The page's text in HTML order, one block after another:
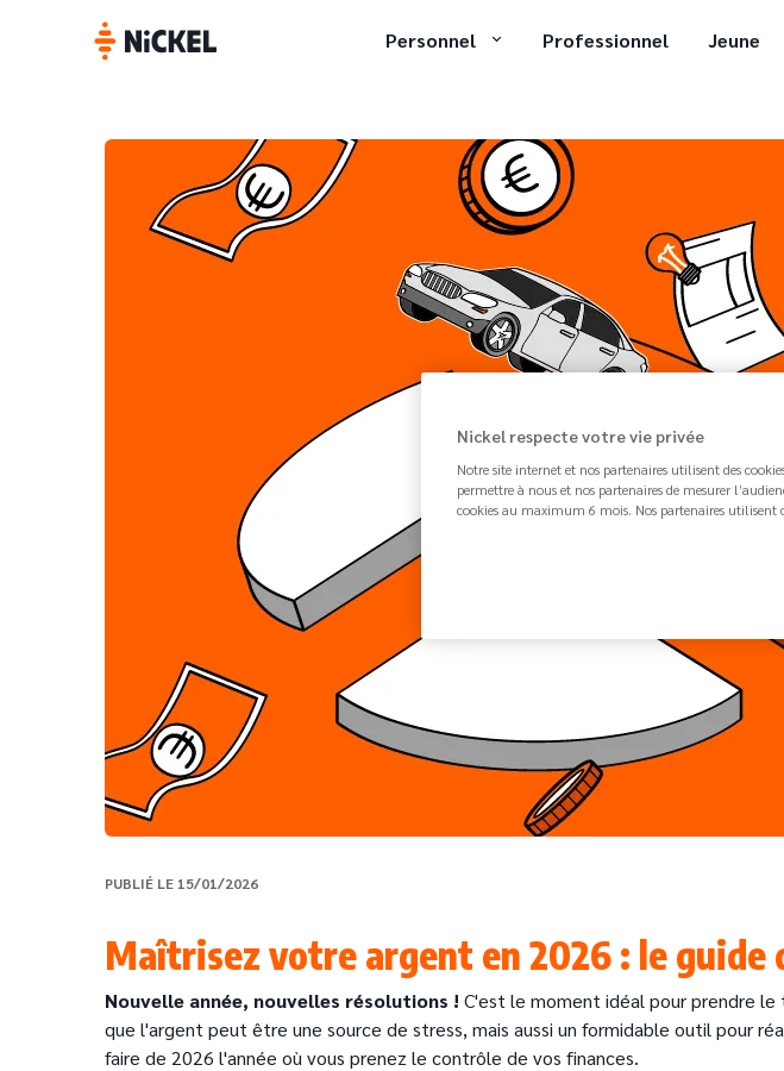
Personnel Professionnel Jeune
PUBLIÉ LE 15/01/2026
Maîtrisez votre argent en 2026 : le guide
Nouvelle année, nouvelles résolutions ! C'est le moment idéal pour prendre
que l'argent peut être une source de stress, mais aussi un formidable outil pour
faire de 2026 l'année où vous prenez le contrôle de vos finances.
Nickel respecte votre vie privée
Notre site internet et nos partenaires utilisent des
permettre à nous et nos partenaires de mesurer
cookies au maximum 6 mois. Nos partenaires utilisent